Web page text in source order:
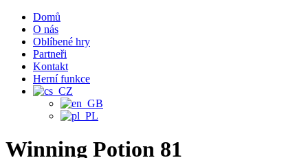
Domů
O nás
Oblíbené hry
Partneři
Kontakt
Herní funkce
Winning Potion 81